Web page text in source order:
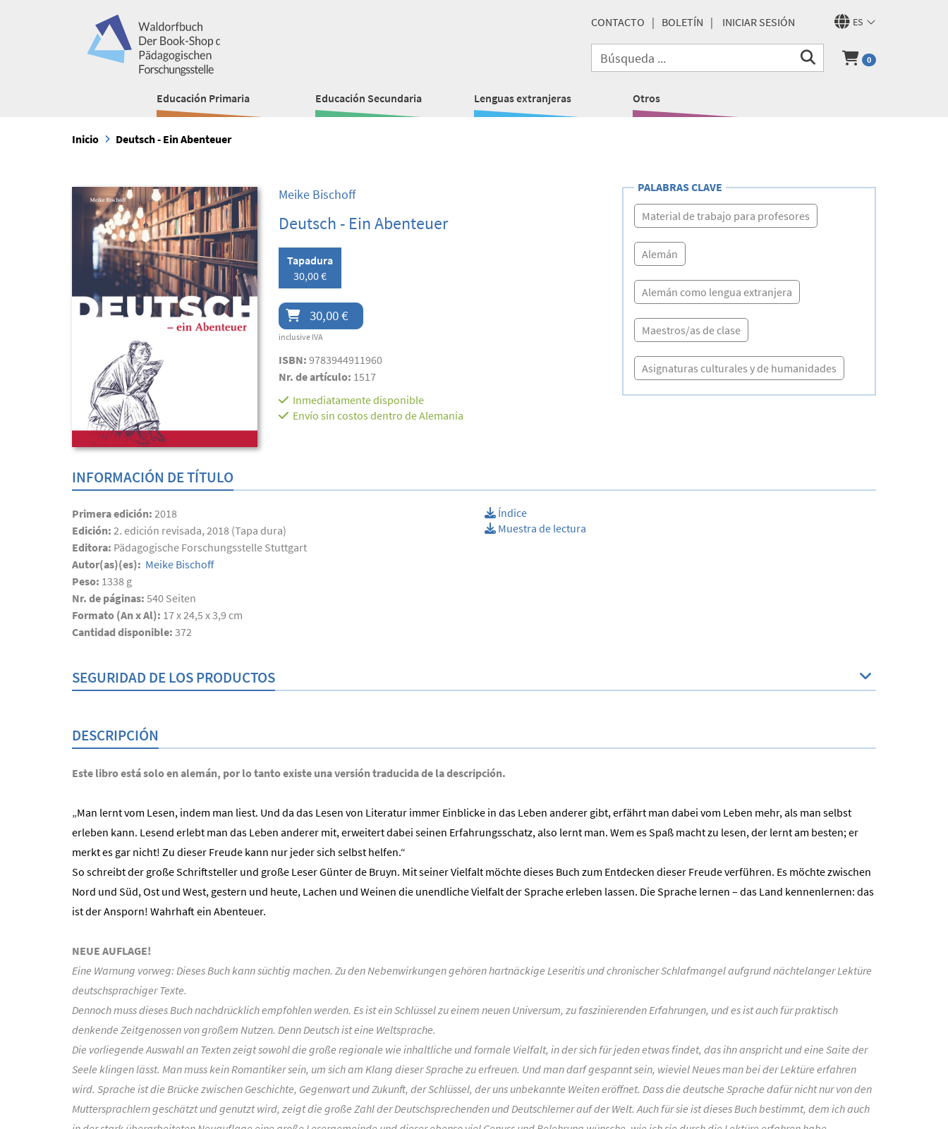
ES
CONTACTO BOLETÍN INICIAR SESIÓN
0
Educación Primaria Educación Secundaria Lenguas extranjeras Otros
Inicio Deutsch - Ein Abenteuer
Meike Bischoff
Deutsch - Ein Abenteuer
Tapadura
30,00 €
30,00 €
inclusive IVA
ISBN: 9783944911960
Nr. de artículo: 1517
Inmediatamente disponible
Envío sin costos dentro de Alemania
PALABRAS CLAVE
Material de trabajo para profesores
Alemán
Alemán como lengua extranjera
Maestros/as de clase
Asignaturas culturales y de humanidades
INFORMACIÓN DE TÍTULO
Primera edición: 2018
Edición: 2. edición revisada, 2018 (Tapa dura)
Editora: Pädagogische Forschungsstelle Stuttgart
Autor(as)(es): Meike Bischoff
Peso: 1338 g
Nr. de páginas: 540 Seiten
Formato (An x Al): 17 x 24,5 x 3,9 cm
Cantidad disponible: 372
Índice
Muestra de lectura
SEGURIDAD DE LOS PRODUCTOS
DESCRIPCIÓN
Este libro está solo en alemán, por lo tanto existe una versión traducida de la descripción.
„Man lernt vom Lesen, indem man liest. Und da das Lesen von Literatur immer Einblicke in das Leben anderer gibt, erfährt man dabei vom Leben mehr, als man selbst
erleben kann. Lesend erlebt man das Leben anderer mit, erweitert dabei seinen Erfahrungsschatz, also lernt man. Wem es Spaß macht zu lesen, der lernt am besten; er
merkt es gar nicht! Zu dieser Freude kann nur jeder sich selbst helfen.“
So schreibt der große Schriftsteller und große Leser Günter de Bruyn. Mit seiner Vielfalt möchte dieses Buch zum Entdecken dieser Freude verführen. Es möchte zwischen
Nord und Süd, Ost und West, gestern und heute, Lachen und Weinen die unendliche Vielfalt der Sprache erleben lassen. Die Sprache lernen – das Land kennenlernen: das
ist der Ansporn! Wahrhaft ein Abenteuer.
NEUE AUFLAGE!
Eine Warnung vorweg: Dieses Buch kann süchtig machen. Zu den Nebenwirkungen gehören hartnäckige Leseritis und chronischer Schlafmangel aufgrund nächtelanger Lektüre
deutschsprachiger Texte.
Dennoch muss dieses Buch nachdrücklich empfohlen werden. Es ist ein Schlüssel zu einem neuen Universum, zu faszinierenden Erfahrungen, und es ist auch für praktisch
denkende Zeitgenossen von großem Nutzen. Denn Deutsch ist eine Weltsprache.
Die vorliegende Auswahl an Texten zeigt sowohl die große regionale wie inhaltliche und formale Vielfalt, in der sich für jeden etwas findet, das ihn anspricht und eine Saite der
Seele klingen lässt. Man muss kein Romantiker sein, um sich am Klang dieser Sprache zu erfreuen. Und man darf gespannt sein, wieviel Neues man bei der Lektüre erfahren
wird. Sprache ist die Brücke zwischen Geschichte, Gegenwart und Zukunft, der Schlüssel, der uns unbekannte Weiten eröffnet. Dass die deutsche Sprache dafür nicht nur von den
Muttersprachlern geschätzt und genutzt wird, zeigt die große Zahl der Deutschsprechenden und Deutschlerner auf der Welt. Auch für sie ist dieses Buch bestimmt, dem ich auch